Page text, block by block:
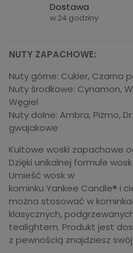
Dostawa
w 24 godziny
NUTY ZAPACHOWE:
Nuty górne: Cukier, Czarna
Nuty środkowe: Cynamon,
Węgiel
Nuty dolne: Ambra, Piżmo,
gwajakowe
Kultowe woski zapachowe
Dzięki unikalnej formule
Umieść wosk w
kominku Yankee Candle® i
można stosować w
klasycznych,
tealightem. Produkt jest
z pewnością znajdziesz